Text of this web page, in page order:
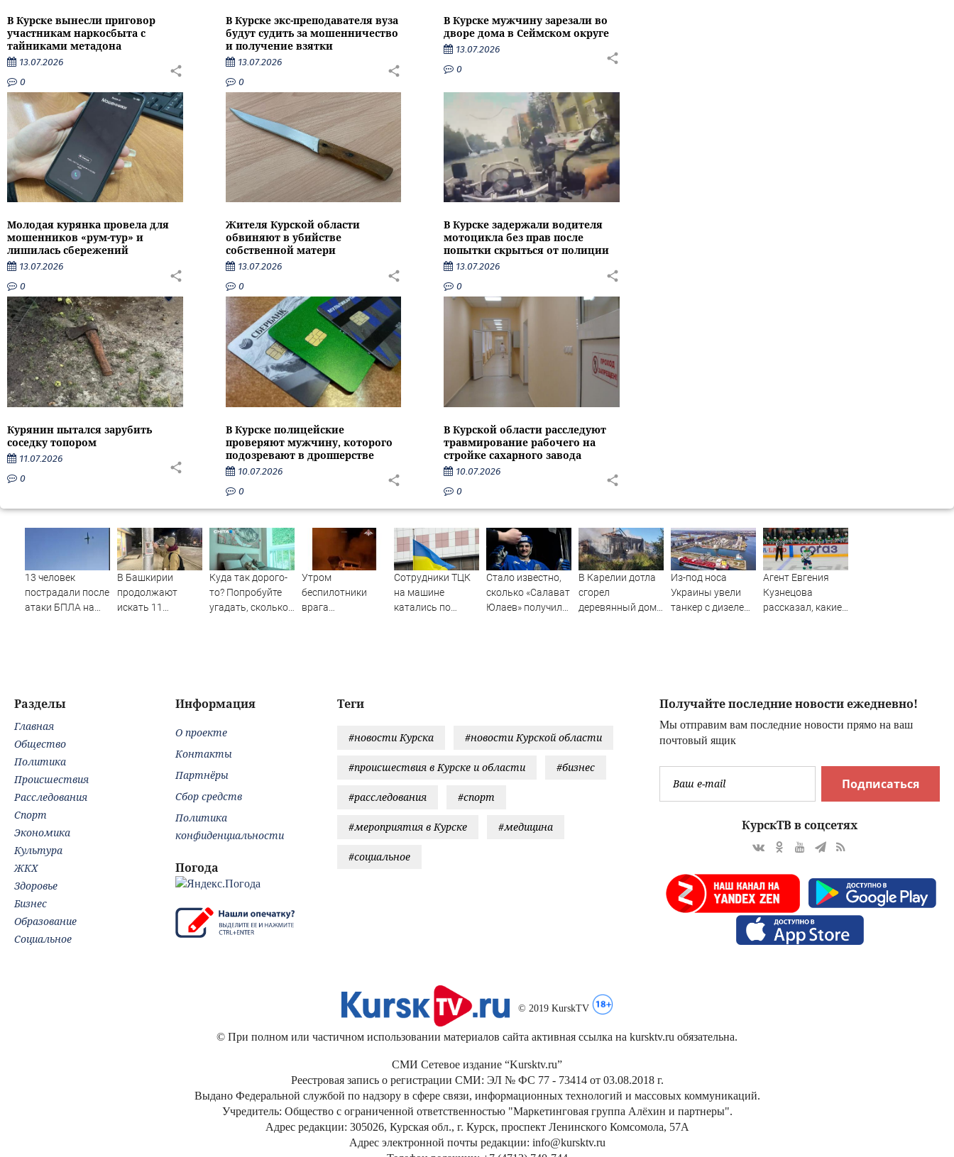
В Курске вынесли приговор
участникам наркосбыта с
тайниками метадона
13.07.2026
0
В Курске экс-преподавателя вуза
будут судить за мошенничество
и получение взятки
13.07.2026
0
В Курске мужчину зарезали во
дворе дома в Сеймском округе
13.07.2026
0
Молодая курянка провела для
мошенников «рум-тур» и
лишилась сбережений
13.07.2026
0
Жителя Курской области
обвиняют в убийстве
собственной матери
13.07.2026
0
В Курске задержали водителя
мотоцикла без прав после
попытки скрыться от полиции
13.07.2026
0
Курянин пытался зарубить
соседку топором
11.07.2026
0
В Курске полицейские
проверяют мужчину, которого
подозревают в дропперстве
10.07.2026
0
В Курской области расследуют
травмирование рабочего на
стройке сахарного завода
10.07.2026
0
13 человек
пострадали после
атаки БПЛА на
В Башкирии
продолжают
искать 11
Куда так дорого-
то? Попробуйте
угадать, сколько
Утром
беспилотники
врага
Сотрудники ТЦК
на машине
катались по
Стало известно,
сколько «Салават
Юлаев» получил
В Карелии дотла
сгорел
деревянный дом
Из-под носа
Украины увели
танкер с дизелем:
Агент Евгения
Кузнецова
рассказал, какие
Получайте последние новости ежедневно!
Мы отправим вам последние новости прямо на ваш
почтовый ящик
Подписаться
КурскТВ в соцсетях
Теги
#новости Курска #новости Курской области
#происшествия в Курске и области #бизнес
#расследования #спорт
#мероприятия в Курске #медицина
#социальное
Разделы
Главная
Общество
Политика
Происшествия
Расследования
Спорт
Экономика
Культура
ЖКХ
Здоровье
Бизнес
Образование
Социальное
Информация
О проекте
Контакты
Партнёры
Сбор средств
Политика
конфиденциальности
Погода
© 2019 KurskTV
© При полном или частичном использовании материалов сайта активная ссылка на kursktv.ru обязательна.
СМИ Сетевое издание “Kursktv.ru”
Реестровая запись о регистрации СМИ: ЭЛ № ФС 77 - 73414 от 03.08.2018 г.
Выдано Федеральной службой по надзору в сфере связи, информационных технологий и массовых коммуникаций.
Учредитель: Общество с ограниченной ответственностью "Маркетинговая группа Алёхин и партнеры".
Адрес редакции: 305026, Курская обл., г. Курск, проспект Ленинского Комсомола, 57А
Адрес электронной почты редакции: info@kursktv.ru